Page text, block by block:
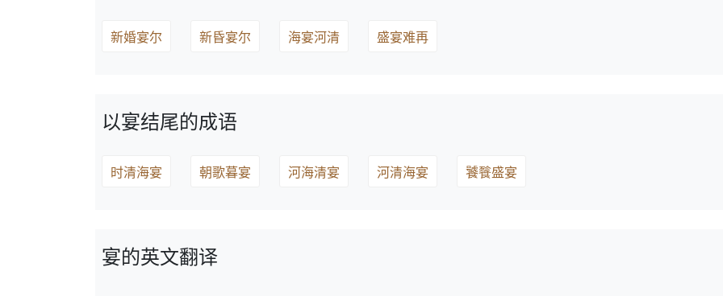
新婚宴尔 新昏宴尔 海宴河清 盛宴难再
以宴结尾的成语
时清海宴 朝歌暮宴 河海清宴 河清海宴 饕餮盛宴
宴的英文翻译